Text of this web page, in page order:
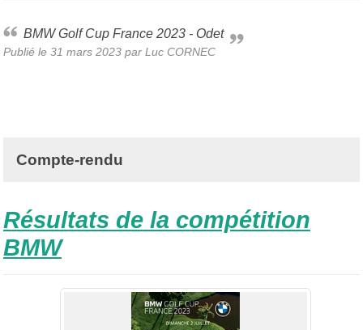
BMW Golf Cup France 2023 - Odet
Publié le 31 mars 2023 par Luc CORNEC
Compte-rendu
Résultats de la compétition
BMW